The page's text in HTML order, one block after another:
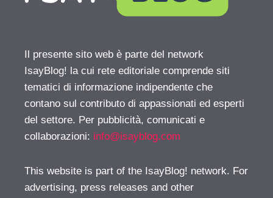
Il presente sito web è parte del network
IsayBlog! la cui rete editoriale comprende siti
tematici di informazione indipendente che
contano sul contributo di appassionati ed esperti
del settore. Per pubblicità, comunicati e
collaborazioni: info@isayblog.com
This website is part of the IsayBlog! network. For
advertising, press releases and other